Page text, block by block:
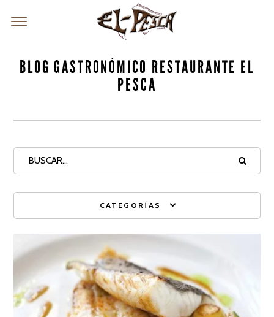
BLOG GASTRONÓMICO RESTAURANTE EL
PESCA
CATEGORÍAS